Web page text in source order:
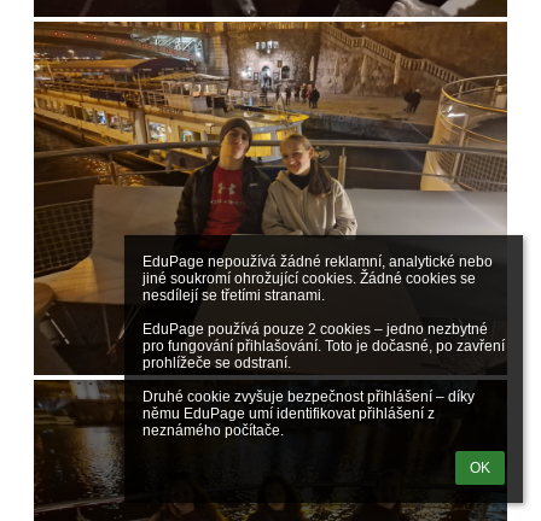
EduPage nepoužívá žádné reklamní, analytické nebo
jiné soukromí ohrožující cookies. Žádné cookies se
nesdílejí se třetími stranami.
EduPage používá pouze 2 cookies – jedno nezbytné
pro fungování přihlašování. Toto je dočasné, po zavření
prohlížeče se odstraní.
Druhé cookie zvyšuje bezpečnost přihlášení – díky
němu EduPage umí identifikovat přihlášení z
neznámého počítače.
OK